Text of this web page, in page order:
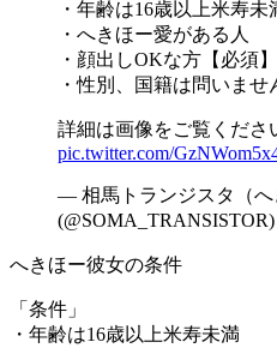
・年齢は16歳以上米寿未
・へきほー愛がある人
・顔出しOKな方【必須】
・性別、国籍は問いませ
詳細は画像をご覧くださ
pic.twitter.com/
— 相馬トランジスタ（へ
(@SOMA_TRANSISTOR)
へきほー彼女の条件
「条件」
・年齢は16歳以上米寿未満